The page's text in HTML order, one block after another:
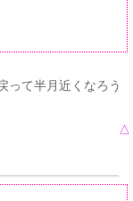
って半月近くなろう
△